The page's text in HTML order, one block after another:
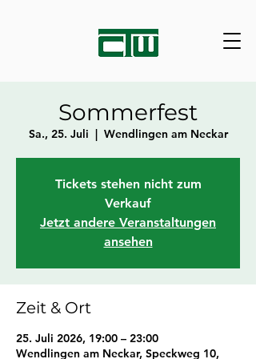
Sommerfest
Sa., 25. Juli
  |
Wendlingen am Neckar
Tickets stehen nicht zum
Verkauf
Jetzt andere Veranstaltungen
ansehen
Zeit & Ort
25. Juli 2026, 19:00 – 23:00
Wendlingen am Neckar, Speckweg 10,